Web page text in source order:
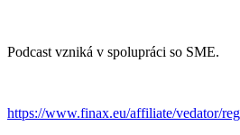
Podcast vzniká v spolupráci so SME.
https://www.finax.eu/affiliate/vedator/